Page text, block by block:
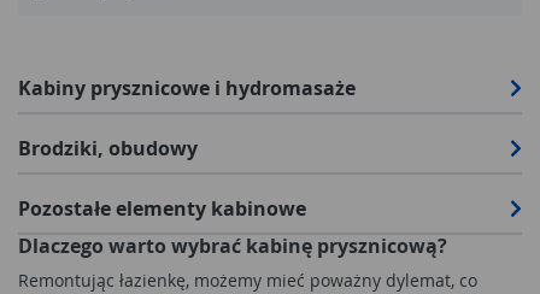
Kabiny prysznicowe i hydromasaże
Brodziki, obudowy
Pozostałe elementy kabinowe
Dlaczego warto wybrać kabinę prysznicową?
Remontując łazienkę, możemy mieć poważny dylemat, co